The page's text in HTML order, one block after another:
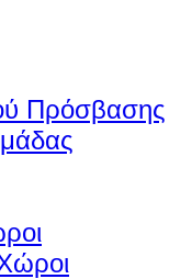
Πρόσβασης